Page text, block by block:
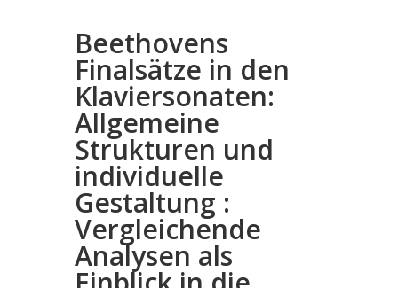
Beethovens
Finalsätze in den
Klaviersonaten:
Allgemeine
Strukturen und
individuelle
Gestaltung :
Vergleichende
Analysen als